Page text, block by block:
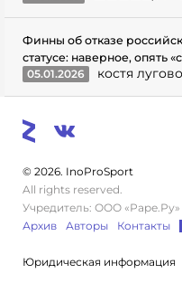
Финны об отказе
статусе: наверное, опять
05.01.2026
костя
© 2026. InoProSport
All rights reserved.
Учредитель: ООО «Раре.Ру»
Архив
Авторы Контакты
Юридическая информация